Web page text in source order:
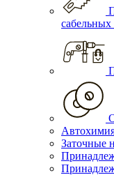
Заточные